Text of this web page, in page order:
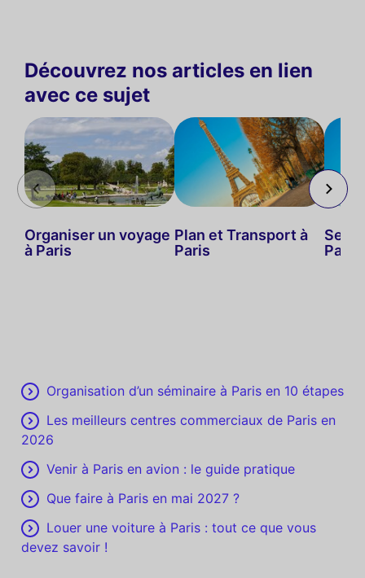
Découvrez nos articles en lien
avec ce sujet
Organiser un voyage
à Paris
Plan et Transport à
Paris
Se
Paris
Organisation d’un séminaire à Paris en 10 étapes
Les meilleurs centres commerciaux de Paris en
2026
Venir à Paris en avion : le guide pratique
Que faire à Paris en mai 2027 ?
Louer une voiture à Paris : tout ce que vous
devez savoir !